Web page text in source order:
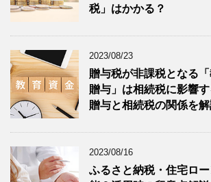
税」はかかる？
2023/08/23
贈与税が非課税となる
贈与」は相続税に影響
贈与と相続税の関係を
2023/08/16
ふるさと納税・住宅ロ